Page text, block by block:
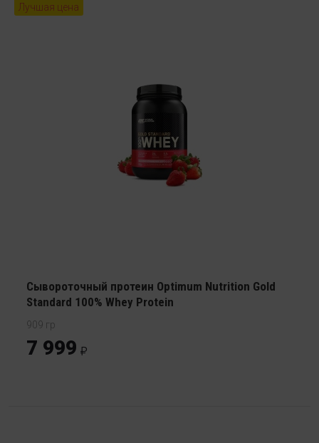
Лучшая цена
Сывороточный протеин Optimum Nutrition Gold
Standard 100% Whey Protein
909 гр
7 999